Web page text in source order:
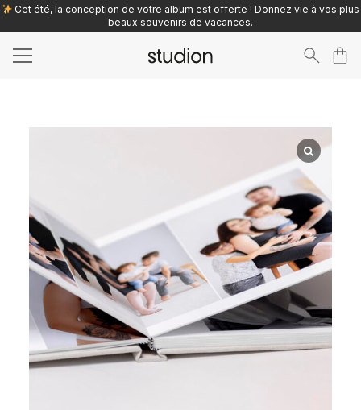
Cet été, la conception de votre album est offerte ! Donnez vie à vos plus
beaux souvenirs de vacances.